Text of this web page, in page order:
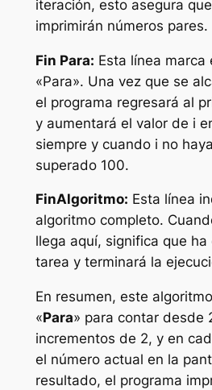
iteración, esto asegura
imprimirán números pares.
Fin Para: Esta línea
«Para». Una vez que se
el programa regresará al
y aumentará el valor de i
siempre y cuando i no
superado 100.
FinAlgoritmo: Esta línea
algoritmo completo.
llega aquí, significa que
tarea y terminará la
En resumen, este
«Para» para contar desde
incrementos de 2, y en
el número actual en la
resultado, el programa